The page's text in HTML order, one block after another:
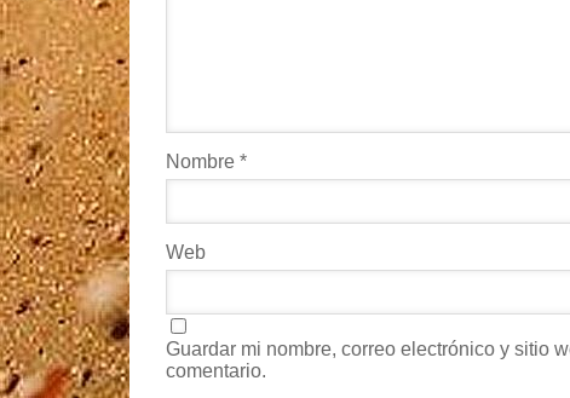
Nombre *
Web
Guardar mi nombre, correo electrónico y sitio
comentario.